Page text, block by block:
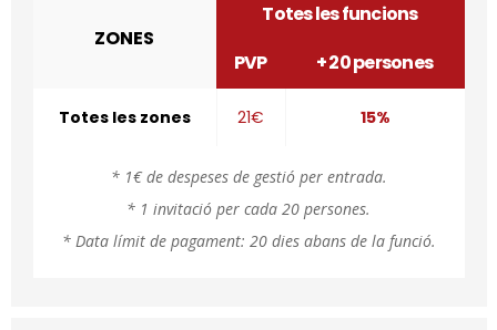
ZONES
Totes les funcions
PVP
+ 20 persones
Totes les zones 21€ 15%
* 1€ de despeses de gestió per entrada.
* 1 invitació per cada 20 persones.
* Data límit de pagament: 20 dies abans de la funció.